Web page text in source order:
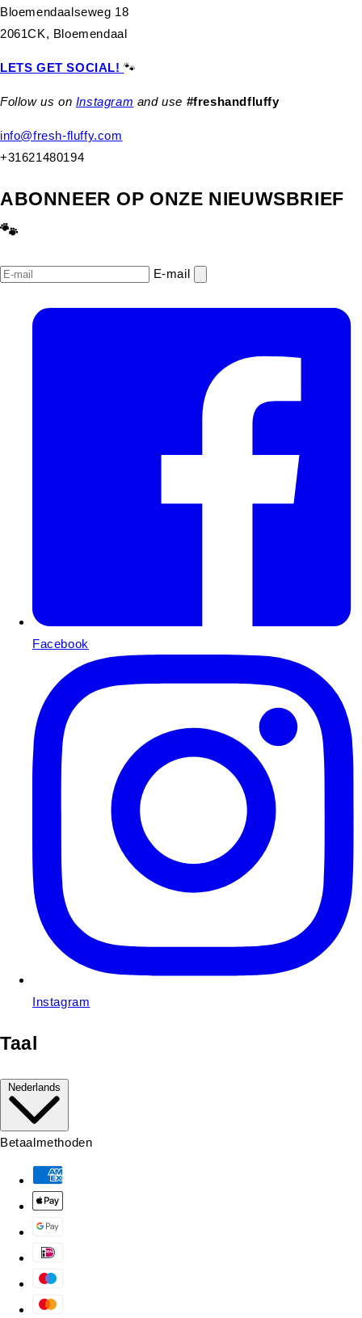
Bloemendaalseweg 18
2061CK, Bloemendaal
LETS GET SOCIAL!🐾
Follow us on Instagram and use #freshandfluffy
info@fresh-fluffy.com
+31621480194
ABONNEER OP ONZE NIEUWSBRIEF
🐾
E‑mail
Facebook
Instagram
Taal
Nederlands
Betaalmethoden